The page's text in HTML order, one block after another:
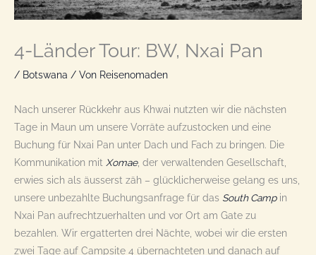
4-Länder Tour: BW, Nxai Pan
/ Botswana / Von Reisenomaden
Nach unserer Rückkehr aus Khwai nutzten wir die nächsten
Tage in Maun um unsere Vorräte aufzustocken und eine
Buchung für Nxai Pan unter Dach und Fach zu bringen. Die
Kommunikation mit Xomae, der verwaltenden Gesellschaft,
erwies sich als äusserst zäh – glücklicherweise gelang es uns,
unsere unbezahlte Buchungsanfrage für das South Campin
Nxai Pan aufrechtzuerhalten und vor Ort am Gate zu
bezahlen. Wir ergatterten drei Nächte, wobei wir die ersten
zwei Tage auf Campsite 4 übernachteten und danach auf